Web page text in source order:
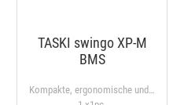
TASKI swingo XP-M
BMS
Kompakte, ergonomische und effiziente Stand-on Scheuersaugmaschine mit TASKI IntelliFlow. XP-M Mikro-Rotation für extralange Reinigungsgänge. Exklusive Batterien und Zubehör